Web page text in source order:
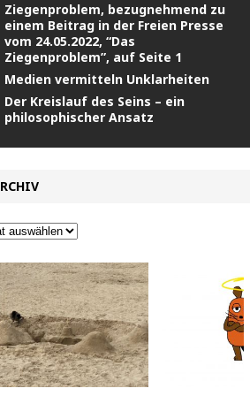
Ziegenproblem, bezugnehmend zu
einem Beitrag in der Freien Presse
vom 24.05.2022, “Das
Ziegenproblem”, auf Seite 1
Medien vermitteln Unklarheiten
Der Kreislauf des Seins – ein
philosophischer Ansatz